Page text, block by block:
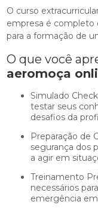
O curso
empresa é completo
para a formação de
O que você
aeromoça
Simulado Check Anac: Uma etapa fundamental para
testar seus
desafios da
Preparação de Cabine para Pouso de Emergência: A
segurança dos
a agir em
Treinamento Pré-Selva e de Selva: Conhecimentos
necessários
emergência